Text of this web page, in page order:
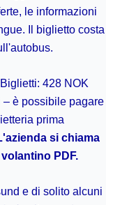
le informazioni
Il biglietto costa
428 NOK
– è possibile pagare
prima
si chiama
PDF.
e di solito alcuni